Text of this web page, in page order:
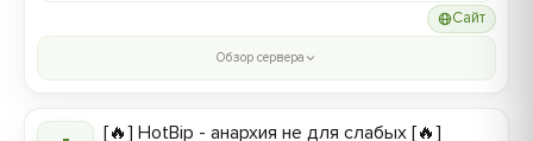
Сайт
Обзор сервера
[🔥] HotBip - анархия не для слабых [🔥]